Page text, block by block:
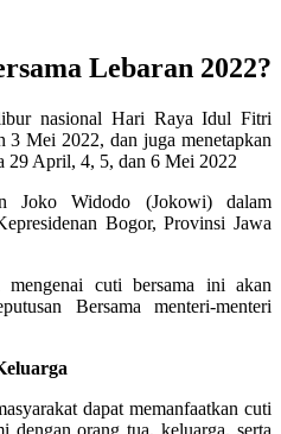
Lebaran 2022?
nasional Hari Raya Idul Fitri
3 Mei 2022, dan juga menetapkan
29 April, 4, 5, dan 6 Mei 2022
Joko Widodo (Jokowi) dalam
Bogor, Provinsi Jawa
mengenai cuti bersama ini akan
Bersama menteri-menteri
dapat memanfaatkan cuti